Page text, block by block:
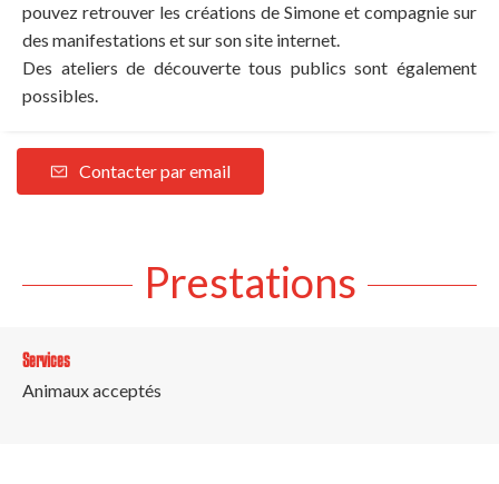
pouvez retrouver les créations de Simone et compagnie sur
des manifestations et sur son site internet.
Des ateliers de découverte tous publics sont également
possibles.
Contacter par email
Prestations
Services
Animaux acceptés